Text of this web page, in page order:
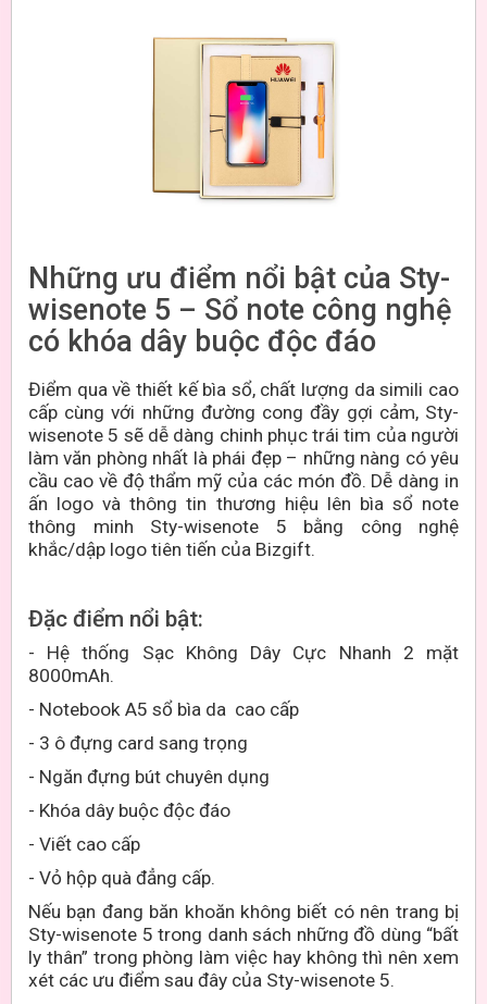
Những ưu điểm nổi bật của Sty-
wisenote 5 – Sổ note công nghệ
có khóa dây buộc độc đáo
Điểm qua về thiết kế bìa sổ, chất lượng da simili cao
cấp cùng với những đường cong đầy gợi cảm, Sty-
wisenote 5 sẽ dễ dàng chinh phục trái tim của người
làm văn phòng nhất là phái đẹp – những nàng có yêu
cầu cao về độ thẩm mỹ của các món đồ. Dễ dàng in
ấn logo và thông tin thương hiệu lên bìa sổ note
thông minh Sty-wisenote 5 bằng công nghệ
khắc/dập logo tiên tiến của Bizgift.
Đặc điểm nổi bật:
- Hệ thống Sạc Không Dây Cực Nhanh 2 mặt
8000mAh.
- Notebook A5 sổ bìa da cao cấp
- 3 ô đựng card sang trọng
- Ngăn đựng bút chuyên dụng
- Khóa dây buộc độc đáo
- Viết cao cấp
- Vỏ hộp quà đẳng cấp.
Nếu bạn đang băn khoăn không biết có nên trang bị
Sty-wisenote 5 trong danh sách những đồ dùng “bất
ly thân” trong phòng làm việc hay không thì nên xem
xét các ưu điểm sau đây của Sty-wisenote 5.